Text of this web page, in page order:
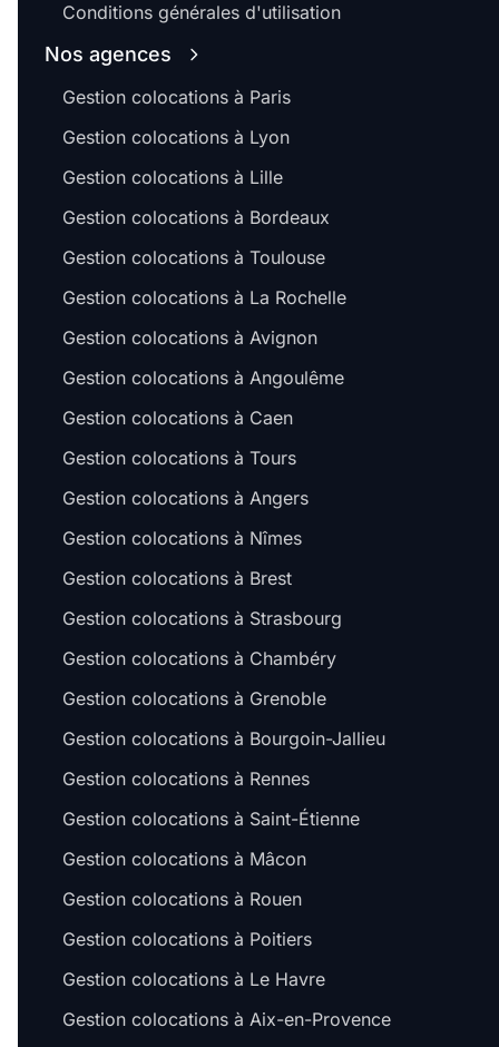
Conditions générales d'utilisation
Nos agences
Gestion colocations à Paris
Gestion colocations à Lyon
Gestion colocations à Lille
Gestion colocations à Bordeaux
Gestion colocations à Toulouse
Gestion colocations à La Rochelle
Gestion colocations à Avignon
Gestion colocations à Angoulême
Gestion colocations à Caen
Gestion colocations à Tours
Gestion colocations à Angers
Gestion colocations à Nîmes
Gestion colocations à Brest
Gestion colocations à Strasbourg
Gestion colocations à Chambéry
Gestion colocations à Grenoble
Gestion colocations à Bourgoin-Jallieu
Gestion colocations à Rennes
Gestion colocations à Saint-Étienne
Gestion colocations à Mâcon
Gestion colocations à Rouen
Gestion colocations à Poitiers
Gestion colocations à Le Havre
Gestion colocations à Aix-en-Provence